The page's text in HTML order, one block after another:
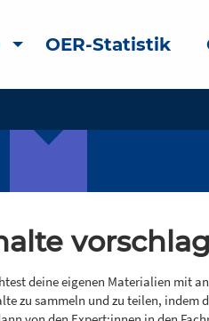
OER-Statistik
deine eigenen Materialien mit
zu sammeln und zu teilen,